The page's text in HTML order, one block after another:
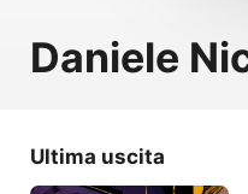
Daniele
Ultima uscita